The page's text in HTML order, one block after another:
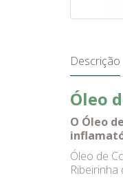
Descrição
Óleo
O Óleo
Óleo de